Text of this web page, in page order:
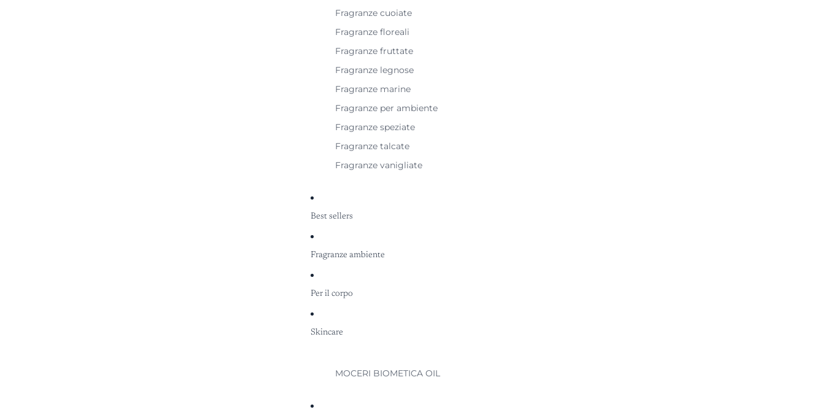
Fragranze cuoiate
Fragranze floreali
Fragranze fruttate
Fragranze legnose
Fragranze marine
Fragranze per ambiente
Fragranze speziate
Fragranze talcate
Fragranze vanigliate
Best sellers
Fragranze ambiente
Per il corpo
Skincare
MOCERI BIOMETICA OIL